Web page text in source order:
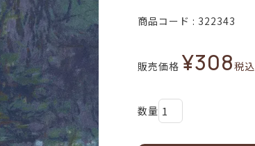
商品コード 322343
販売価格 ¥308税込